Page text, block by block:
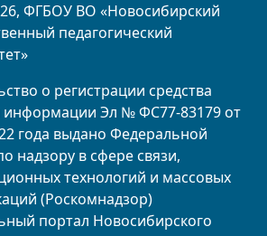
ФГБОУ ВО «Новосибирский
педагогический
о регистрации средства
информации Эл № ФС77-83179 от
года выдано Федеральной
надзору в сфере связи,
технологий и массовых
(Роскомнадзор)
портал Новосибирского